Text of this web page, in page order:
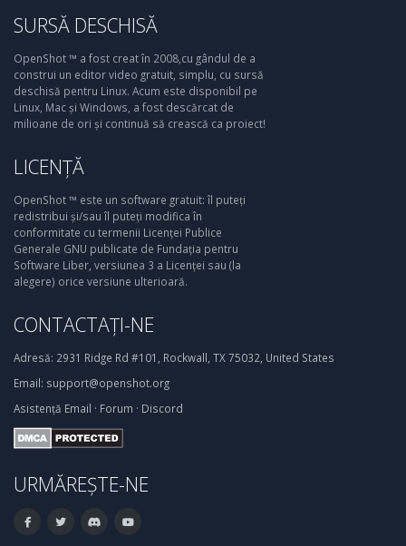
SURSĂ DESCHISĂ
OpenShot ™ a fost creat în 2008,cu gândul de a
construi un editor video gratuit, simplu, cu sursă
deschisă pentru Linux. Acum este disponibil pe
Linux, Mac și Windows, a fost descărcat de
milioane de ori și continuă să crească ca proiect!
LICENȚĂ
OpenShot ™ este un software gratuit: îl puteți
redistribui și/sau îl puteți modifica în
conformitate cu termenii Licenței Publice
Generale GNU publicate de Fundația pentru
Software Liber, versiunea 3 a Licenței sau (la
alegere) orice versiune ulterioară.
CONTACTAȚI-NE
Adresă: 2931 Ridge Rd #101, Rockwall, TX 75032, United States
Email: support@openshot.org
Asistență Email · Forum · Discord
URMĂREȘTE-NE